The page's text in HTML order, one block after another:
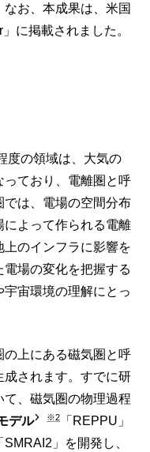
お、本成果は、米国
に掲載されました。
度の領域は、大気の
ており、電離圏と呼
では、電場の空間分布
によって作られる電離
のインフラに影響を
場の変化を把握する
宙環境の理解にとっ
上にある磁気圏と呼
成されます。すでに研
、磁気圏の物理過程
デル ※2
「REPPU」
」を開発し、